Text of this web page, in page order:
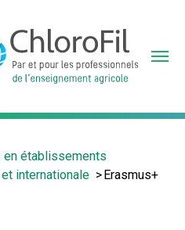
établissements
internationale
Erasmus+